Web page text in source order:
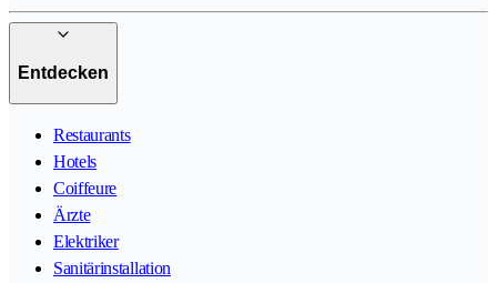
Entdecken
Restaurants
Hotels
Coiffeure
Ärzte
Elektriker
Sanitärinstallation